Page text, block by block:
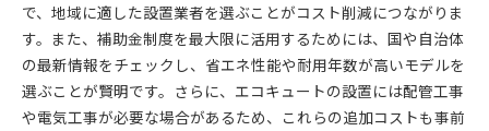
で、地域に適した設置業者を選ぶことがコスト削減につながりま
す。また、補助金制度を最大限に活用するためには、国や自治体
の最新情報をチェックし、省エネ性能や耐用年数が高いモデルを
選ぶことが賢明です。さらに、エコキュートの設置には配管工事
や電気工事が必要な場合があるため、これらの追加コストも事前